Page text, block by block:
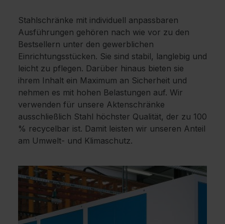
Stahlschränke mit individuell anpassbaren
Ausführungen gehören nach wie vor zu den
Bestsellern unter den gewerblichen
Einrichtungsstücken. Sie sind stabil, langlebig und
leicht zu pflegen. Darüber hinaus bieten sie
ihrem Inhalt ein Maximum an Sicherheit und
nehmen es mit hohen Belastungen auf. Wir
verwenden für unsere Aktenschränke
ausschließlich Stahl höchster Qualität, der zu 100
% recycelbar ist. Damit leisten wir unseren Anteil
am Umwelt- und Klimaschutz.